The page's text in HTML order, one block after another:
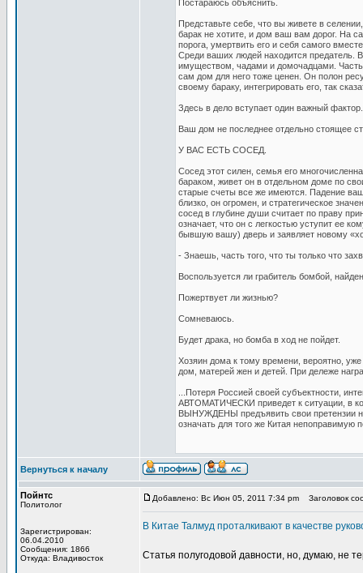
Постараюсь объяснить.
Представьте себе, что вы живете в
барак не хотите, и дом ваш вам дорог. На
порога, умертвить его и себя самого
Среди ваших людей находится предатель.
имуществом, чадами и домочадцами. Часть
сам дом для него тоже ценен. Он полон
своему бараку, интегрировать его, так
Здесь в дело вступает один важный фактор.
Ваш дом не последнее отдельно стоящее
У ВАС ЕСТЬ СОСЕД.
Сосед этот силен, семья его
бараком, живет он в отдельном доме по
старые счеты все же имеются. Падение
близко, он огромен, и стратегическое
сосед в глубине души считает по праву
означает, что он с легкостью уступит ее
бывшую вашу) дверь и заявляет новому
- Знаешь, часть того, что ты только что
Воспользуется ли грабитель бомбой,
Пожертвует ли жизнью?
Сомневаюсь.
Будет драка, но бомба в ход не пойдет.
Хозяин дома к тому времени, вероятно,
дом, матерей жен и детей. При дележе
...Потеря Россией своей субъектности,
АВТОМАТИЧЕСКИ приведет к ситуации, в
ВЫНУЖДЕНЫ предъявить свои претензии на
означать для того же Китая непоправимую
Вернуться к началу
Пойнтс
Политолог
Зарегистрирован:
06.04.2010
Сообщения: 1866
Откуда: Владивосток
Добавлено: Вс Июн 05, 2011 7:34 pm Заголовок
В Китае Талмуд проталкивают в качестве
Статья полугодовой давности, но, думаю, не